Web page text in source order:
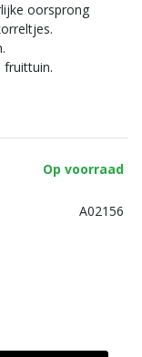
oorsprong
fruittuin.
Op voorraad
A02156